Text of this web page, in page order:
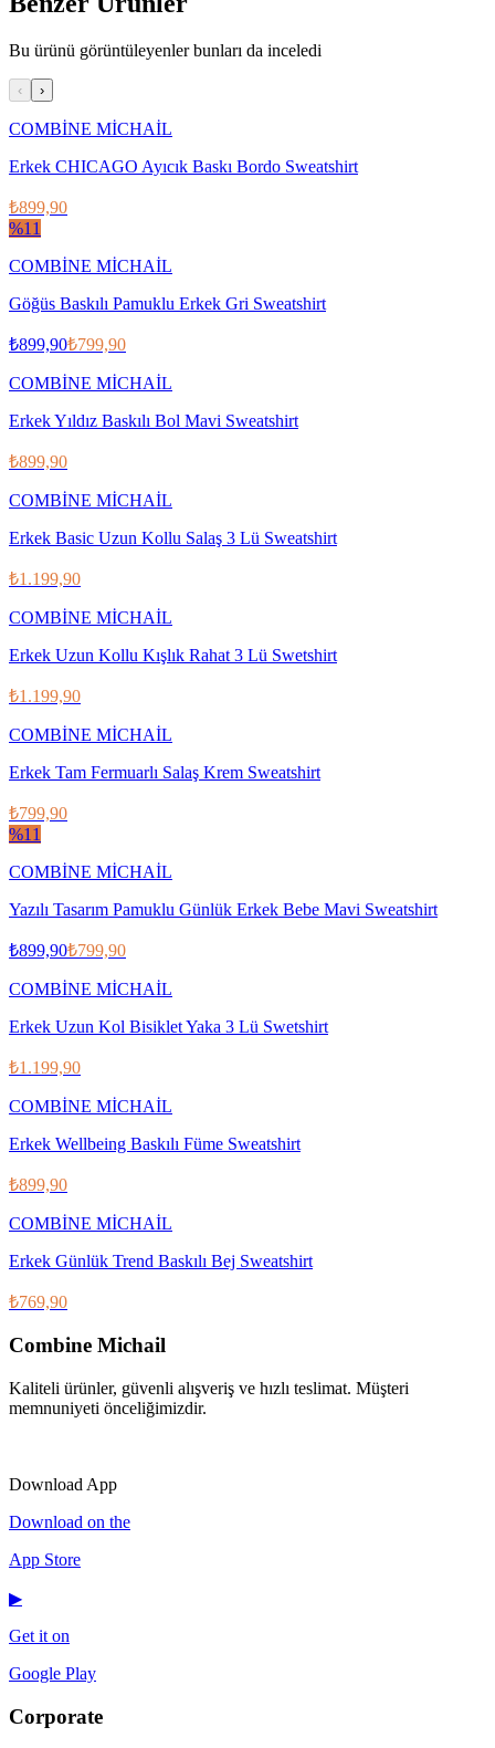
Bu ürünü görüntüleyenler bunları da inceledi
‹ ›
COMBİNE MİCHAİL
Erkek CHICAGO Ayıcık Baskı Bordo Sweatshirt
₺899,90
%11
COMBİNE MİCHAİL
Göğüs Baskılı Pamuklu Erkek Gri Sweatshirt
₺899,90₺799,90
COMBİNE MİCHAİL
Erkek Yıldız Baskılı Bol Mavi Sweatshirt
₺899,90
COMBİNE MİCHAİL
Erkek Basic Uzun Kollu Salaş 3 Lü Sweatshirt
₺1.199,90
COMBİNE MİCHAİL
Erkek Uzun Kollu Kışlık Rahat 3 Lü Swetshirt
₺1.199,90
COMBİNE MİCHAİL
Erkek Tam Fermuarlı Salaş Krem Sweatshirt
₺799,90
%11
COMBİNE MİCHAİL
Yazılı Tasarım Pamuklu Günlük Erkek Bebe Mavi Sweatshirt
₺899,90₺799,90
COMBİNE MİCHAİL
Erkek Uzun Kol Bisiklet Yaka 3 Lü Swetshirt
₺1.199,90
COMBİNE MİCHAİL
Erkek Wellbeing Baskılı Füme Sweatshirt
₺899,90
COMBİNE MİCHAİL
Erkek Günlük Trend Baskılı Bej Sweatshirt
₺769,90
Combine Michail
Kaliteli ürünler, güvenli alışveriş ve hızlı teslimat. Müşteri
memnuniyeti önceliğimizdir.
Download App
Download on the
App Store
▶
Get it on
Google Play
Corporate